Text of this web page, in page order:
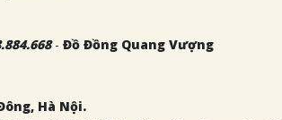
- Đồ Đồng Quang Vượng
Hà Nội.